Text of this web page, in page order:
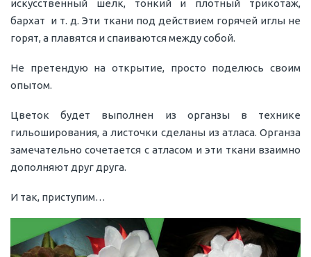
искусственный шелк, тонкий и плотный трикотаж,
бархат и т. д. Эти ткани под действием горячей иглы не
горят, а плавятся и спаиваются между собой.
Не претендую на открытие, просто поделюсь своим
опытом.
Цветок будет выполнен из органзы в технике
гильоширования, а листочки сделаны из атласа. Органза
замечательно сочетается с атласом и эти ткани взаимно
дополняют друг друга.
И так, приступим…